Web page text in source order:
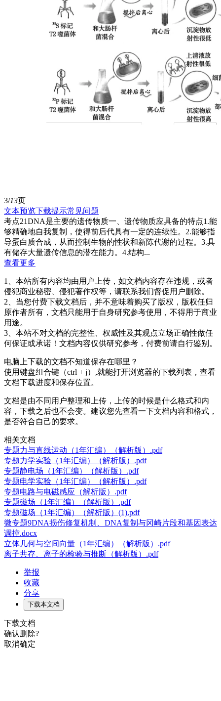
3/13页
文本预览下载提示常见问题
考点21DNA是主要的遗传物质一、遗传物质应具备的特点1.能
够精确地自我复制，使得前后代具有一定的连续性。2.能够指
导蛋白质合成，从而控制生物的性状和新陈代谢的过程。3.具
有储存大量遗传信息的潜在能力。4.结构...
查看更多
1、本站所有内容均由用户上传，如文档内容存在违规，或者
侵犯商业秘密、侵犯著作权等，请联系我们督促用户删除。
2、当您付费下载文档后，并不意味着购买了版权，版权任归
原作者所有，文档只能用于自身研究参考使用，不得用于商业
用途。
3、本站不对文档的完整性、权威性及其观点立场正确性做任
何保证或承诺！文档内容仅供研究参考，付费前请自行鉴别。
电脑上下载的文档不知道保存在哪里？
使用键盘组合键（ctrl + j）,就能打开浏览器的下载列表，查看
文档下载进度和保存位置。
文档是由不同用户整理和上传，上传的时候是什么格式和内
容，下载之后也不会变。建议您先查看一下文档内容和格式，
是否符合自己的要求。
相关文档
专题力与直线运动（1年汇编）（解析版）.pdf
专题力学实验（1年汇编）（解析版）.pdf
专题静电场（1年汇编）（解析版）.pdf
专题电学实验（1年汇编）（解析版）.pdf
专题电路与电磁感应（解析版）.pdf
专题磁场（1年汇编）（解析版）.pdf
专题磁场（1年汇编）（解析版）(1).pdf
微专题9DNA损伤修复机制、DNA复制与冈崎片段和基因表达
调控.docx
立体几何与空间向量（1年汇编）（解析版）.pdf
离子共存、离子的检验与推断（解析版）.pdf
举报
收藏
分享
下载本文档
下载文档
确认删除?
取消确定